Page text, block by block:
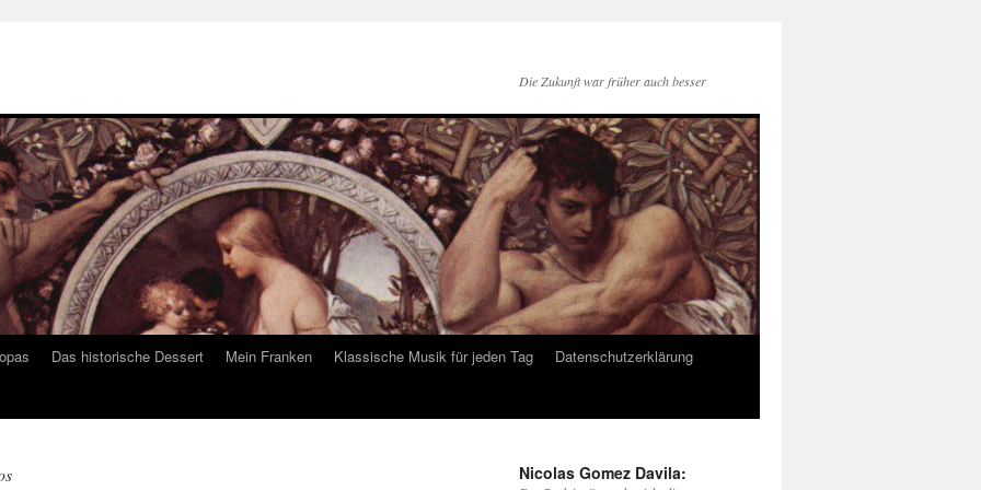
Die Zukunft war früher auch besser
Das historische Dessert Mein Franken Klassische Musik für jeden Tag
Datenschutzerklärung
Nicolas Gomez Davila: